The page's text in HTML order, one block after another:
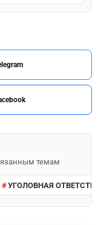
темам
УГОЛОВНАЯ